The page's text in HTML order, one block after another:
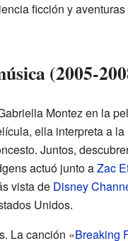
ficción y aventuras
(2005-
Montez en la
ella interpreta a la
Juntos,
actuó junto aZac
vista de Disney
Unidos.
La canción «Breaking